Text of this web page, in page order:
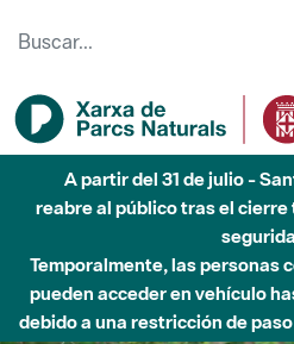
A partir del 31 de julio -
reabre al público tras el
Temporalmente, las personas
pueden acceder en vehículo
debido a una restricción de